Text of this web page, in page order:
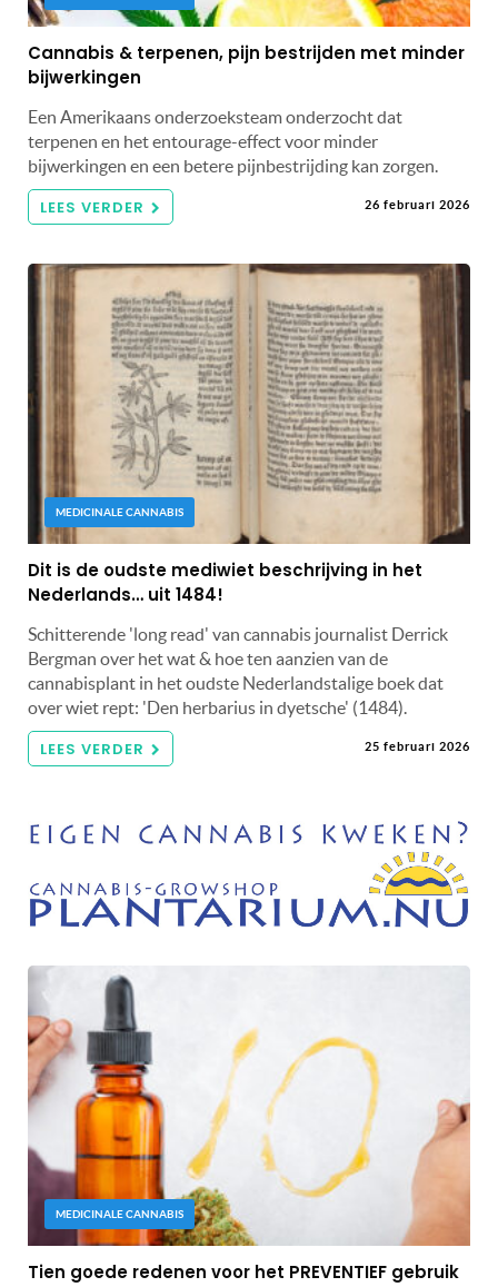
Cannabis & terpenen, pijn bestrijden met minder
bijwerkingen
Een Amerikaans onderzoeksteam onderzocht dat
terpenen en het entourage-effect voor minder
bijwerkingen en een betere pijnbestrijding kan zorgen.
LEES VERDER 26 februari 2026
MEDICINALE CANNABIS
Dit is de oudste mediwiet beschrijving in het
Nederlands… uit 1484!
Schitterende 'long read' van cannabis journalist Derrick
Bergman over het wat & hoe ten aanzien van de
cannabisplant in het oudste Nederlandstalige boek dat
over wiet rept: 'Den herbarius in dyetsche' (1484).
LEES VERDER 25 februari 2026
MEDICINALE CANNABIS
Tien goede redenen voor het PREVENTIEF gebruik